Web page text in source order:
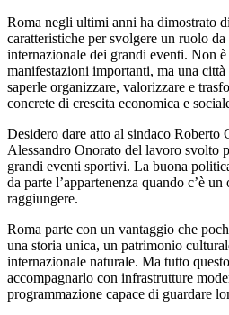
Roma negli ultimi anni ha dimostrato
caratteristiche per svolgere un ruolo
internazionale dei grandi eventi. Non
manifestazioni importanti, ma una
saperle organizzare, valorizzare e
concrete di crescita economica e
Desidero dare atto al sindaco Roberto
Alessandro Onorato del lavoro svolto
grandi eventi sportivi. La buona
da parte l’appartenenza quando c’è
raggiungere.
Roma parte con un vantaggio che
una storia unica, un patrimonio
internazionale naturale. Ma tutto
accompagnarlo con infrastrutture
programmazione capace di guardare